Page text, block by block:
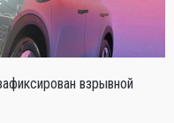
взрывной